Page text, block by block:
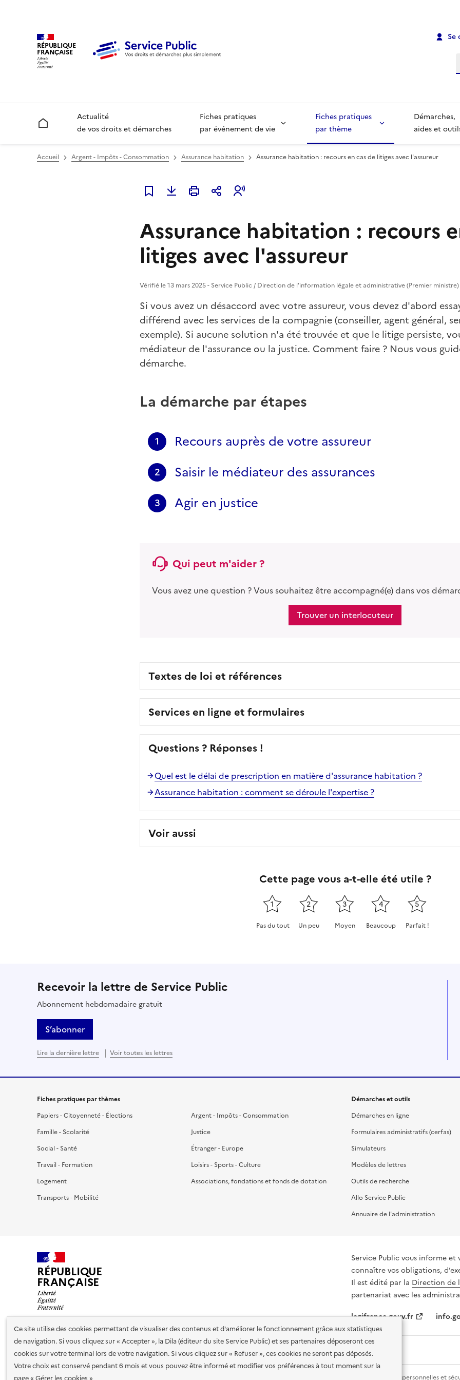
Ce site utilise des cookies permettant de visualiser des contenus et d'améliorer le fonctionnement grâce aux statistiques
de navigation. Si vous cliquez sur « Accepter », la Dila (éditeur du site Service Public) et ses partenaires déposeront ces
cookies sur votre terminal lors de votre navigation. Si vous cliquez sur « Refuser », ces cookies ne seront pas déposés.
Votre choix est conservé pendant 6 mois et vous pouvez être informé et modifier vos préférences à tout moment sur la
RÉPUBLIQUE
FRANÇAISE
Se
Accueil
Actualité
de vos droits et démarches
Fiches pratiques
par événement de vie
Fiches pratiques
par thème
Démarches,
aides et
Accueil Argent - Impôts - Consommation Assurance habitation Assurance habitation : recours en cas de litiges avec l'assureur
Ajouter à mes favoris
Assurance habitation : recours
litiges avec l'assureur
Vérifié le 13 mars 2025 - Service Public / Direction de l'information légale et administrative (Premier ministre)
Si vous avez un désaccord avec votre assureur, vous devez d'abord
différend avec les services de la compagnie (conseiller, agent général,
exemple). Si aucune solution n'a été trouvée et que le litige persiste,
médiateur de l'assurance ou la justice. Comment faire ? Nous vous
démarche.
La démarche par étapes
1 Recours auprès de votre assureur
2 Saisir le médiateur des assurances
3 Agir en justice
Qui peut m'aider ?
Vous avez une question ? Vous souhaitez être accompagné(e) dans vos
Trouver un interlocuteur
Textes de loi et références
Services en ligne et formulaires
Questions ? Réponses !
Quel est le délai de prescription en matière d'assurance habitation ?
Assurance habitation : comment se déroule l'expertise ?
Voir aussi
Cette page vous a-t-elle été utile ?
1
Pas du tout
2
Un peu
3
Moyen
4
Beaucoup
5
Parfait !
Recevoir la lettre de Service Public
Abonnement hebdomadaire gratuit
S’abonner
Lire la dernière lettre Voir toutes les lettres
Fiches pratiques par thèmes
Papiers - Citoyenneté - Élections
Famille - Scolarité
Social - Santé
Travail - Formation
Logement
Transports - Mobilité
Argent - Impôts - Consommation
Justice
Étranger - Europe
Loisirs - Sports - Culture
Associations, fondations et fonds de dotation
Démarches et outils
Démarches en ligne
Formulaires administratifs (cerfas)
Simulateurs
Modèles de lettres
Outils de recherche
Allo Service Public
Annuaire de l'administration
RÉPUBLIQUE
FRANÇAISE
Service Public vous informe
connaître vos obligations,
Il est édité par la Direction de
partenariat avec les
legifrance.gouv.fr
Nos partenaires
Plan du site Accessibilité : totalement conforme Données personnelles et